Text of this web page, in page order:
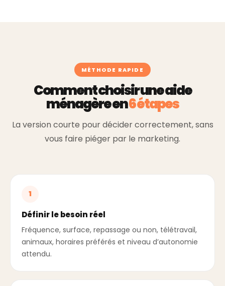
MÉTHODE RAPIDE
Comment choisir une aide
ménagère en6 étapes
La version courte pour décider correctement, sans
vous faire piéger par le marketing.
1
Définir le besoin réel
Fréquence, surface, repassage ou non, télétravail,
animaux, horaires préférés et niveau d’autonomie
attendu.